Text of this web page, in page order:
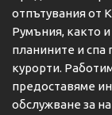
отпътувания от
Румъния, както
планините и
курорти.
предоставяме
обслужване за